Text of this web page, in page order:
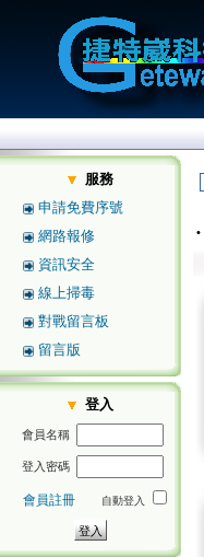
服務
申請免費序號
網路報修
資訊安全
線上掃毒
對戰留言板
留言版
登入
會員名稱
登入密碼
會員註冊 自動登入
•